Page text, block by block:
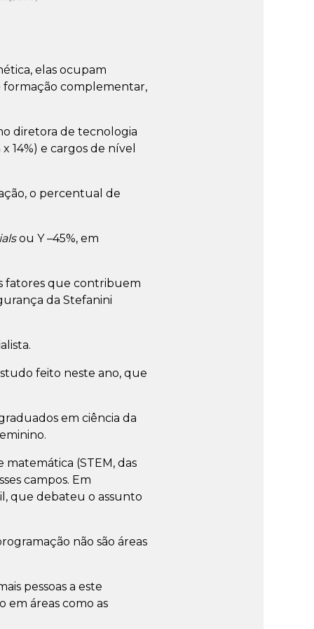
elas ocupam
formação complementar,
diretora de tecnologia
14%) e cargos de nível
o percentual de
ou Y –45%, em
fatores que contribuem
da Stefanini
feito neste ano, que
em ciência da
(STEM, das
campos. Em
que debateu o assunto
não são áreas
pessoas a este
em áreas como as